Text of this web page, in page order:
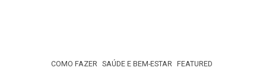
COMO FAZER SAÚDE E BEM-ESTAR FEATURED